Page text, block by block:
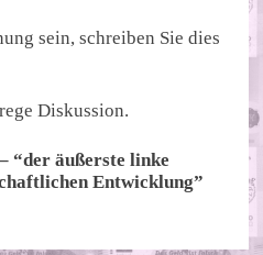
sein, schreiben Sie dies
Diskussion.
– “der äußerste linke
Entwicklung”